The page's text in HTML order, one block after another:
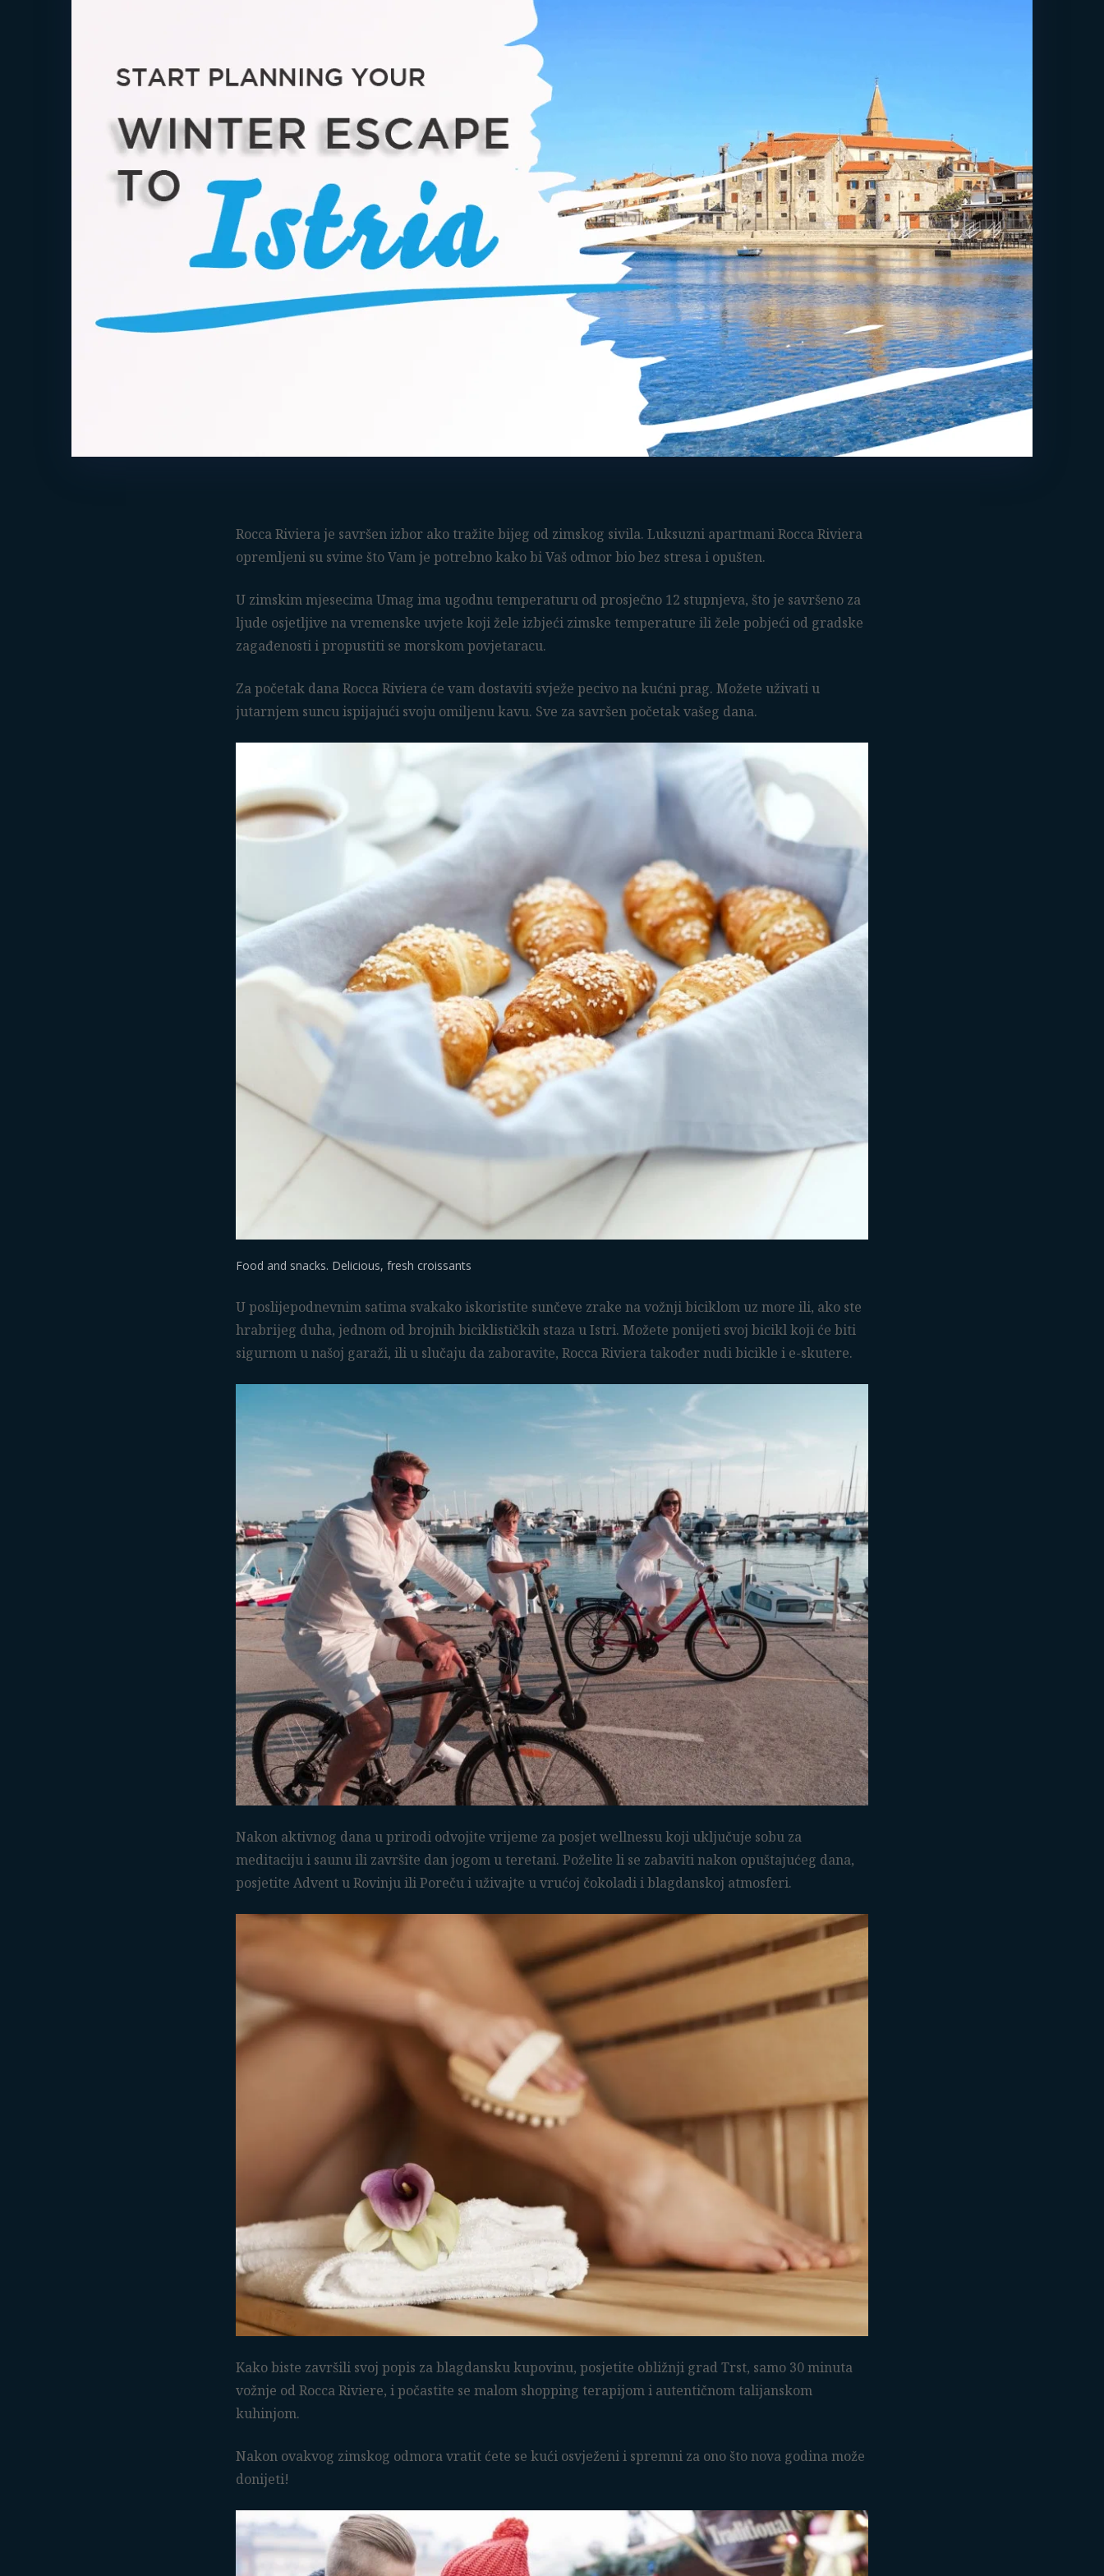
Rocca Riviera je savršen izbor ako tražite bijeg od zimskog sivila. Luksuzni apartmani Rocca Riviera
opremljeni su svime što Vam je potrebno kako bi Vaš odmor bio bez stresa i opušten.
U zimskim mjesecima Umag ima ugodnu temperaturu od prosječno 12 stupnjeva, što je savršeno za
ljude osjetljive na vremenske uvjete koji žele izbjeći zimske temperature ili žele pobjeći od gradske
zagađenosti i propustiti se morskom povjetaracu.
Za početak dana Rocca Riviera će vam dostaviti svježe pecivo na kućni prag. Možete uživati u
jutarnjem suncu ispijajući svoju omiljenu kavu. Sve za savršen početak vašeg dana.
Food and snacks. Delicious, fresh croissants
U poslijepodnevnim satima svakako iskoristite sunčeve zrake na vožnji biciklom uz more ili, ako ste
hrabrijeg duha, jednom od brojnih biciklističkih staza u Istri. Možete ponijeti svoj bicikl koji će biti
sigurnom u našoj garaži, ili u slučaju da zaboravite, Rocca Riviera također nudi bicikle i e-skutere.
Nakon aktivnog dana u prirodi odvojite vrijeme za posjet wellnessu koji uključuje sobu za
meditaciju i saunu ili završite dan jogom u teretani. Poželite li se zabaviti nakon opuštajućeg dana,
posjetite Advent u Rovinju ili Poreču i uživajte u vrućoj čokoladi i blagdanskoj atmosferi.
Kako biste završili svoj popis za blagdansku kupovinu, posjetite obližnji grad Trst, samo 30 minuta
vožnje od Rocca Riviere, i počastite se malom shopping terapijom i autentičnom talijanskom
kuhinjom.
Nakon ovakvog zimskog odmora vratit ćete se kući osvježeni i spremni za ono što nova godina može
donijeti!